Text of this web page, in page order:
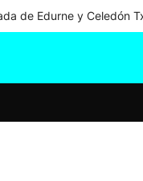
de Edurne y Celedón